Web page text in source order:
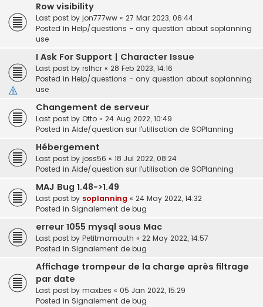
Row visibility
Last post by jon777ww « 27 Mar 2023, 06:44
Posted in Help/questions - any question about soplanning
use
I Ask For Support | Character Issue
Last post by rslhcr « 28 Feb 2023, 14:16
Posted in Help/questions - any question about soplanning
use
Changement de serveur
Last post by Otto « 24 Aug 2022, 10:49
Posted in Aide/question sur l'utilisation de SOPlanning
Hébergement
Last post by joss56 « 18 Jul 2022, 08:24
Posted in Aide/question sur l'utilisation de SOPlanning
MAJ Bug 1.48->1.49
Last post by soplanning « 24 May 2022, 14:32
Posted in Signalement de bug
erreur 1055 mysql sous Mac
Last post by Petitmamouth « 22 May 2022, 14:57
Posted in Signalement de bug
Affichage trompeur de la charge après filtrage
par date
Last post by maxbes « 05 Jan 2022, 15:29
Posted in Signalement de bug